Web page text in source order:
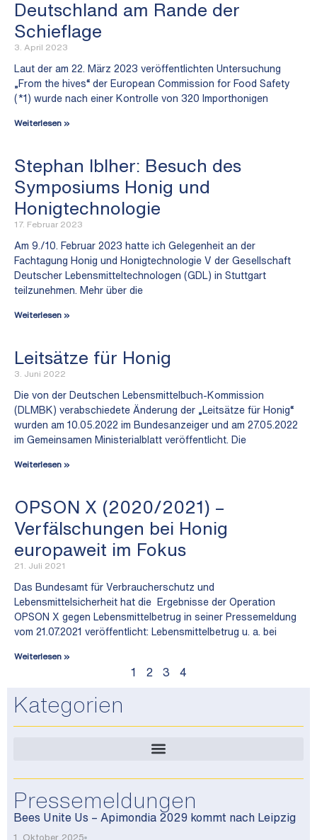
Deutschland am Rande der
Schieflage
3. April 2023
Laut der am 22. März 2023 veröffentlichten Untersuchung
„From the hives“ der European Commission for Food Safety
(*1) wurde nach einer Kontrolle von 320 Importhonigen
Weiterlesen »
Stephan Iblher: Besuch des
Symposiums Honig und
Honigtechnologie
17. Februar 2023
Am 9./10. Februar 2023 hatte ich Gelegenheit an der
Fachtagung Honig und Honigtechnologie V der Gesellschaft
Deutscher Lebensmitteltechnologen (GDL) in Stuttgart
teilzunehmen. Mehr über die
Weiterlesen »
Leitsätze für Honig
3. Juni 2022
Die von der Deutschen Lebensmittelbuch-Kommission
(DLMBK) verabschiedete Änderung der „Leitsätze für Honig“
wurden am 10.05.2022 im Bundesanzeiger und am 27.05.2022
im Gemeinsamen Ministerialblatt veröffentlicht. Die
Weiterlesen »
OPSON X (2020/2021) –
Verfälschungen bei Honig
europaweit im Fokus
21. Juli 2021
Das Bundesamt für Verbraucherschutz und
Lebensmittelsicherheit hat die Ergebnisse der Operation
OPSON X gegen Lebensmittelbetrug in seiner Pressemeldung
vom 21.07.2021 veröffentlicht: Lebensmittelbetrug u. a. bei
Weiterlesen »
1 2 3 4
Kategorien
Pressemeldungen
Bees Unite Us – Apimondia 2029 kommt nach Leipzig
1. Oktober 2025